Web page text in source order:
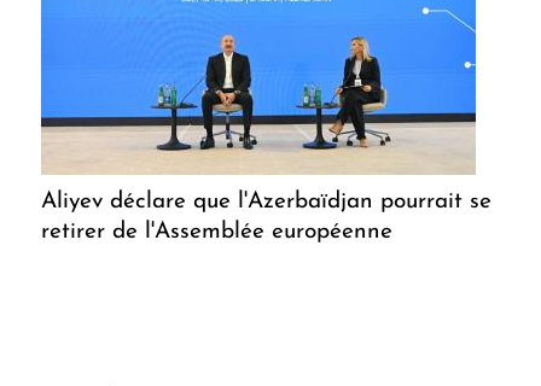
Aliyev déclare que l'Azerbaïdjan pourrait se
retirer de l'Assemblée européenne